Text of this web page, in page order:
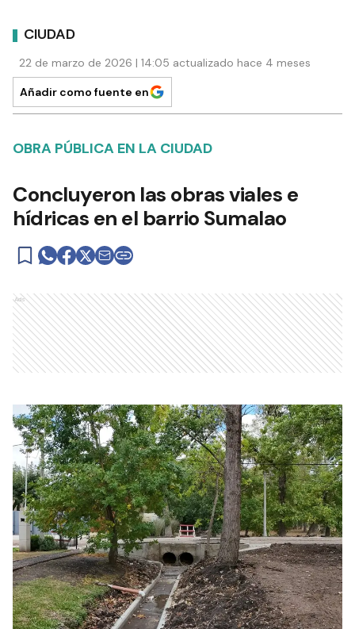
CIUDAD
22 de marzo de 2026 | 14:05 actualizado hace 4 meses
Añadir como fuente en
OBRA PÚBLICA EN LA CIUDAD
Concluyeron las obras viales e
hídricas en el barrio Sumalao
Ads